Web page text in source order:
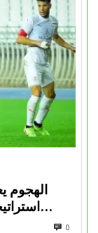
الهجوم
0